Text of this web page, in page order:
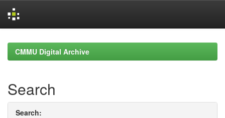
navigationCMMU Digital Archive
Search
Search: